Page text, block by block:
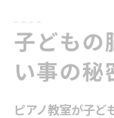
子どもの
い事の秘
ピアノ教室が子ど